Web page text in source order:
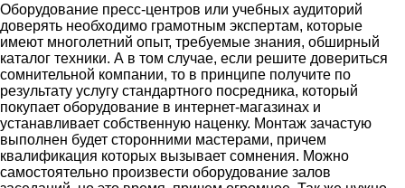
Оборудование пресс-центров или учебных аудиторий
доверять необходимо грамотным экспертам, которые
имеют многолетний опыт, требуемые знания, обширный
каталог техники. А в том случае, если решите довериться
сомнительной компании, то в принципе получите по
результату услугу стандартного посредника, который
покупает оборудование в интернет-магазинах и
устанавливает собственную наценку. Монтаж зачастую
выполнен будет сторонними мастерами, причем
квалификация которых вызывает сомнения. Можно
самостоятельно произвести оборудование залов